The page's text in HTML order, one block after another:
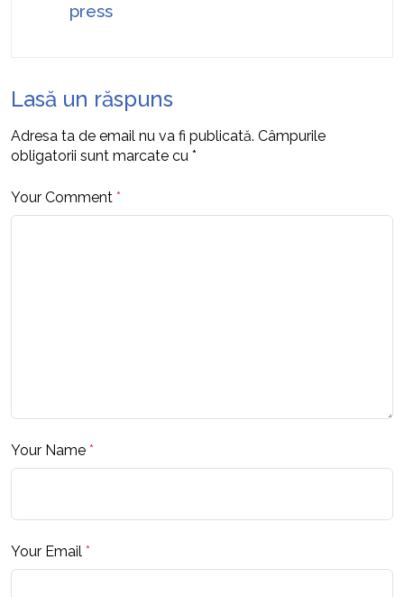
press
Lasă un răspuns
Adresa ta de email nu va fi publicată. Câmpurile
obligatorii sunt marcate cu *
Your Comment *
Your Name *
Your Email *